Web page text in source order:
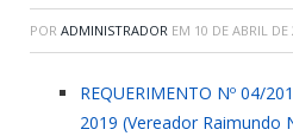
POR ADMINISTRADOR EM 10 DE ABRIL DE
REQUERIMENTO Nº 04/
2019 (Vereador Raimundo